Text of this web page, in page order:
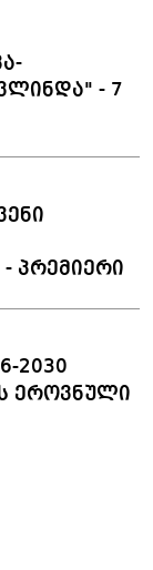
- 7
პრემიერი
2030
ეროვნული